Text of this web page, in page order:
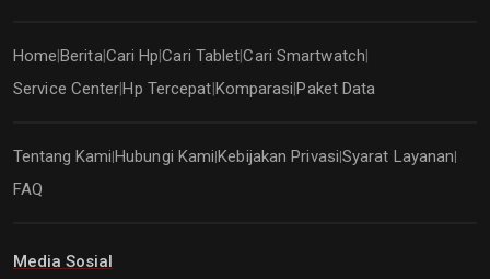
Home BeritaCari Hp |Cari Tablet|Cari Smartwatch
Service CenterHp Tercepat Komparasi Paket Data
Tentang Kami Hubungi Kami Kebijakan Privasi Syarat Layanan
FAQ
Media Sosial